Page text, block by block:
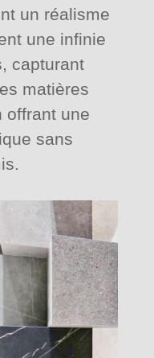
un réalisme
une infinie
capturant
matières
offrant une
sans